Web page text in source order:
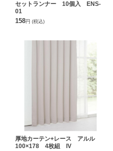
セットランナー 10個入 ENS-
01
158円 (税込)
厚地カーテン+レース アルル
100×178 4枚組 IV